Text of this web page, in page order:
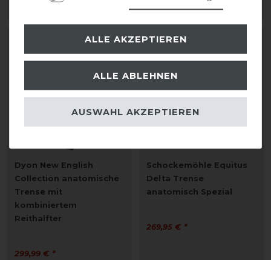
ARTIKEL MERKEN
Dyon New English
Collection anatomische
Trense mit
kombiniertem
Reithalfter
299,99 € *
Schockemöhle Equitus
Delta Trense
anatomisch Spezial
269,95 € *
ALLE AKZEPTIEREN
ALLE ABLEHNEN
AUSWAHL AKZEPTIEREN